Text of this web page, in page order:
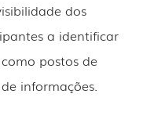
dos
a identificar
postos de
informações.